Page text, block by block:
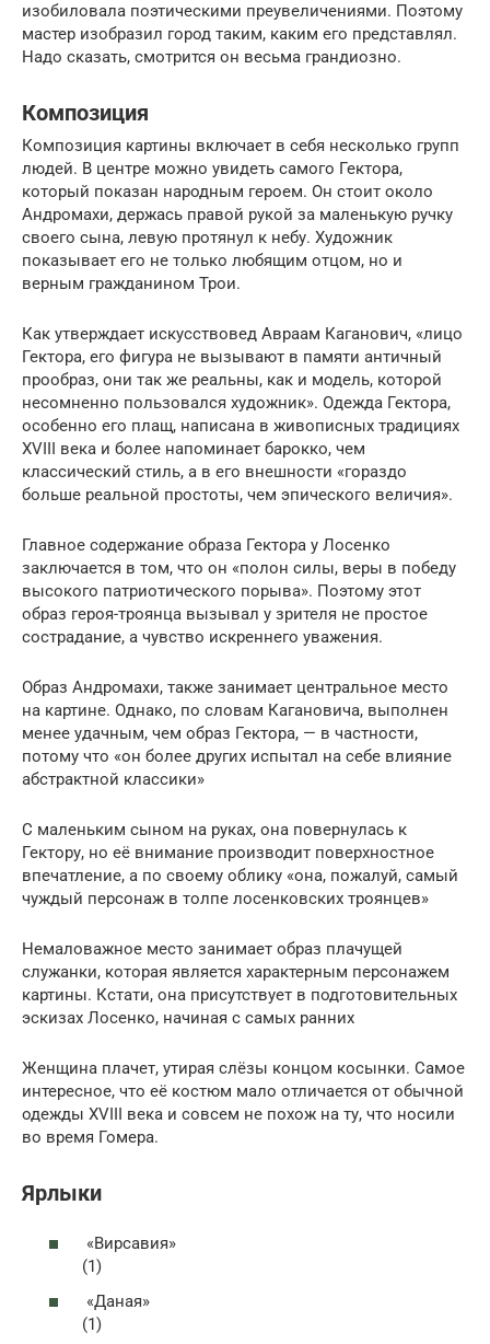
изобиловала поэтическими преувеличениями. Поэтому
мастер изобразил город таким, каким его представлял.
Надо сказать, смотрится он весьма грандиозно.
Композиция
Композиция картины включает в себя несколько групп
людей. В центре можно увидеть самого Гектора,
который показан народным героем. Он стоит около
Андромахи, держась правой рукой за маленькую ручку
своего сына, левую протянул к небу. Художник
показывает его не только любящим отцом, но и
верным гражданином Трои.
Как утверждает искусствовед Авраам Каганович, «лицо
Гектора, его фигура не вызывают в памяти античный
прообраз, они так же реальны, как и модель, которой
несомненно пользовался художник». Одежда Гектора,
особенно его плащ, написана в живописных традициях
XVIII века и более напоминает барокко, чем
классический стиль, а в его внешности «гораздо
больше реальной простоты, чем эпического величия».
Главное содержание образа Гектора у Лосенко
заключается в том, что он «полон силы, веры в победу
высокого патриотического порыва». Поэтому этот
образ героя-троянца вызывал у зрителя не простое
сострадание, а чувство искреннего уважения.
Образ Андромахи, также занимает центральное место
на картине. Однако, по словам Кагановича, выполнен
менее удачным, чем образ Гектора, — в частности,
потому что «он более других испытал на себе влияние
абстрактной классики»
С маленьким сыном на руках, она повернулась к
Гектору, но её внимание производит поверхностное
впечатление, а по своему облику «она, пожалуй, самый
чуждый персонаж в толпе лосенковских троянцев»
Немаловажное место занимает образ плачущей
служанки, которая является характерным персонажем
картины. Кстати, она присутствует в подготовительных
эскизах Лосенко, начиная с самых ранних
Женщина плачет, утирая слёзы концом косынки. Самое
интересное, что её костюм мало отличается от обычной
одежды XVIII века и совсем не похож на ту, что носили
во время Гомера.
Ярлыки
«Вирсавия»
(1)
«Даная»
(1)